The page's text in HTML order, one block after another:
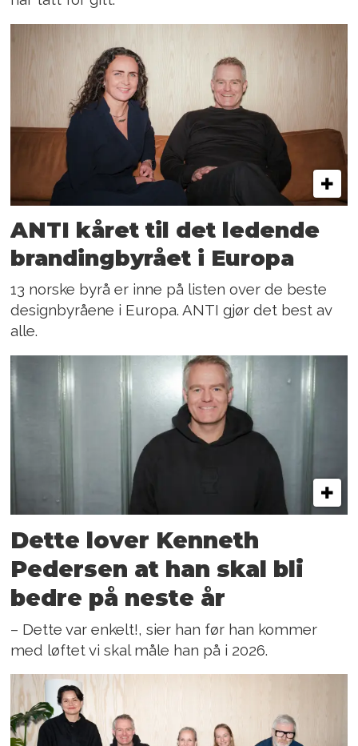
ANTI kåret til det ledende
brandingbyrået i Europa
13 norske byrå er inne på listen over de beste
designbyråene i Europa. ANTI gjør det best av
alle.
Dette lover Kenneth
Pedersen at han skal bli
bedre på neste år
– Dette var enkelt!, sier han før han kommer
med løftet vi skal måle han på i 2026.